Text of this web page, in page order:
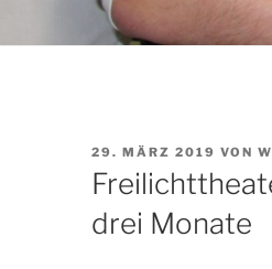
VERÖFFENTLICHT
AM
29. MÄRZ 2019 VON
drei Monate